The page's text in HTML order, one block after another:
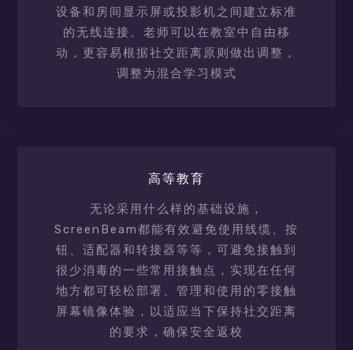
设备和房间显示屏或投影机之间建立标准
的无线连接。老师可以在教室中自由移
动，更容易根据社交距离原则做出调整，
调整为混合学习模式
高等教育
无论采用什么样的基础设施，
ScreenBeam都能有效避免使用线缆、按
钮、适配器和转接器等等，可避免接触到
很少消毒的一些常用接触点，实现在任何
地方都可轻松部署、管理和使用的零接触
屏幕镜像体验，以适应当下保持社交距离
的要求，确保安全返校